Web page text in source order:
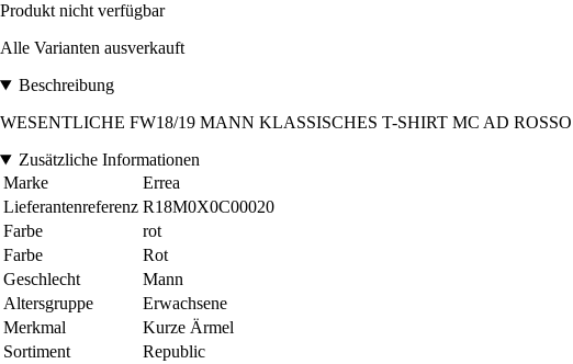
Produkt nicht verfügbar
Alle Varianten ausverkauft
Beschreibung
WESENTLICHE FW18/19 MANN KLASSISCHES T-SHIRT MC AD ROSSO
Zusätzliche Informationen
Marke
Errea
Lieferantenreferenz R18M0X0C00020
Farbe
rot
Farbe
Rot
Geschlecht
Mann
Altersgruppe
Erwachsene
Merkmal
Kurze Ärmel
Sortiment
Republic